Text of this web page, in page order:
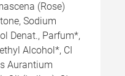
(Rose)
Sodium
Denat., Parfum*,
Alcohol*, CI
Aurantium